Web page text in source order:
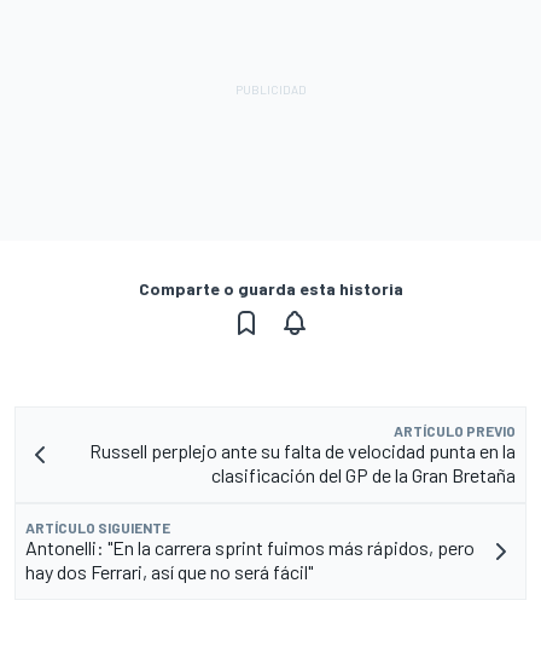
Comparte o guarda esta historia
ARTÍCULO PREVIO
Russell perplejo ante su falta de velocidad punta en la
clasificación del GP de la Gran Bretaña
ARTÍCULO SIGUIENTE
Antonelli: "En la carrera sprint fuimos más rápidos, pero
hay dos Ferrari, así que no será fácil"